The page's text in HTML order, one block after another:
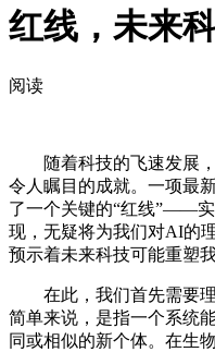
红线，未来
阅读
随着科技的飞速发展，
令人瞩目的成就。一项最
了一个关键的“红线”——
现，无疑将为我们对AI的
预示着未来科技可能重塑
在此，我们首先需要理
简单来说，是指一个系统
同或相似的新个体。在生